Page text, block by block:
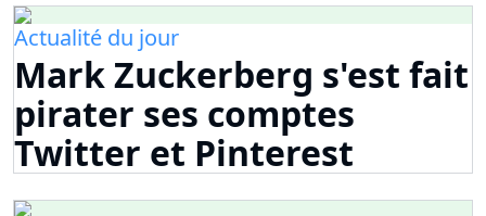
Actualité du jour
Mark Zuckerberg s'est fait
pirater ses comptes
Twitter et Pinterest